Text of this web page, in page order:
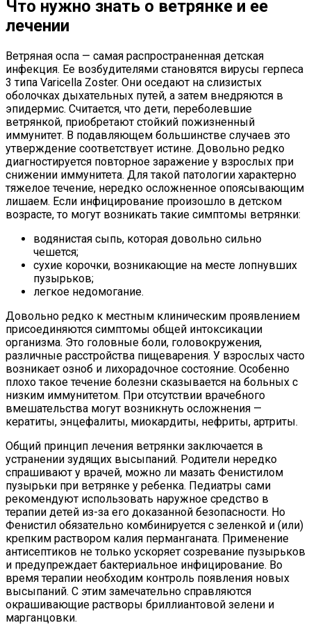
Что нужно знать о ветрянке и ее
лечении
Ветряная оспа — самая распространенная детская
инфекция. Ее возбудителями становятся вирусы герпеса
3 типа Varicella Zoster. Они оседают на слизистых
оболочках дыхательных путей, а затем внедряются в
эпидермис. Считается, что дети, переболевшие
ветрянкой, приобретают стойкий пожизненный
иммунитет. В подавляющем большинстве случаев это
утверждение соответствует истине. Довольно редко
диагностируется повторное заражение у взрослых при
снижении иммунитета. Для такой патологии характерно
тяжелое течение, нередко осложненное опоясывающим
лишаем. Если инфицирование произошло в детском
возрасте, то могут возникать такие симптомы ветрянки:
водянистая сыпь, которая довольно сильно
чешется;
сухие корочки, возникающие на месте лопнувших
пузырьков;
легкое недомогание.
Довольно редко к местным клиническим проявлением
присоединяются симптомы общей интоксикации
организма. Это головные боли, головокружения,
различные расстройства пищеварения. У взрослых часто
возникает озноб и лихорадочное состояние. Особенно
плохо такое течение болезни сказывается на больных с
низким иммунитетом. При отсутствии врачебного
вмешательства могут возникнуть осложнения —
кератиты, энцефалиты, миокардиты, нефриты, артриты.
Общий принцип лечения ветрянки заключается в
устранении зудящих высыпаний. Родители нередко
спрашивают у врачей, можно ли мазать Фенистилом
пузырьки при ветрянке у ребенка. Педиатры сами
рекомендуют использовать наружное средство в
терапии детей из-за его доказанной безопасности. Но
Фенистил обязательно комбинируется с зеленкой и (или)
крепким раствором калия перманганата. Применение
антисептиков не только ускоряет созревание пузырьков
и предупреждает бактериальное инфицирование. Во
время терапии необходим контроль появления новых
высыпаний. С этим замечательно справляются
окрашивающие растворы бриллиантовой зелени и
марганцовки.